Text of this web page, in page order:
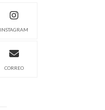
INSTAGRAM
CORREO